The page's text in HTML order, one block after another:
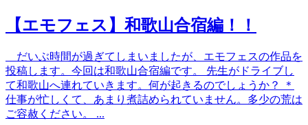
【エモフェス】和歌山合宿編！！
だいぶ時間が過ぎてしまいましたが、エモフェスの作品を
投稿します。今回は和歌山合宿編です。 先生がドライブし
て和歌山へ連れていきます。何が起きるのでしょうか？ ＊
仕事が忙しくて、あまり煮詰められていません。多少の荒は
ご容赦ください。 ...